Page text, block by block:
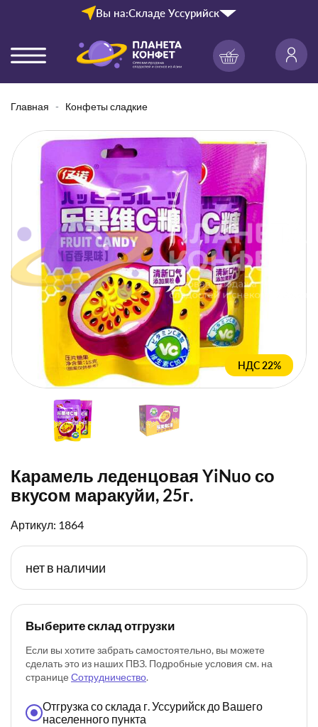
Вы на:Складе Уссурийск
Главная Конфеты сладкие
НДС 22%
Карамель леденцовая YiNuo со
вкусом маракуйи, 25г.
Артикул: 1864
нет в наличии
Выберите склад отгрузки
Если вы хотите забрать самостоятельно, вы можете
сделать это из наших ПВЗ. Подробные условия см. на
странице Сотрудничество.
Отгрузка со склада г. Уссурийск до Вашего
населенного пункта